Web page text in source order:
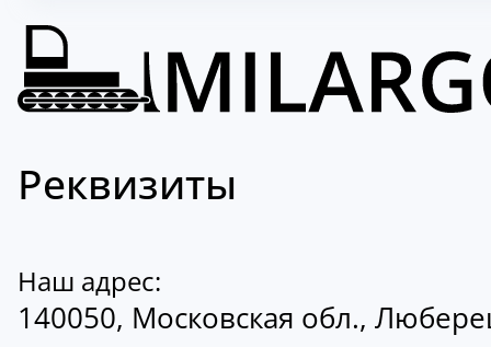
Реквизиты
Наш адрес:
140050, Московская обл.,